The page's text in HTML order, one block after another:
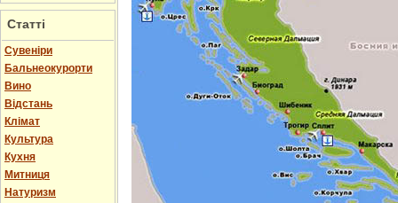
Статті
Cувеніри
Бальнеокурорти
Вино
Відстань
Клімат
Культура
Кухня
Митниця
Натуризм